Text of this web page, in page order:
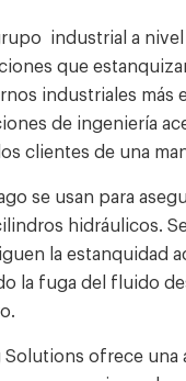
industrial a nivel
que
industriales más
de ingeniería
clientes de una
se usan para
hidráulicos.
la estanquidad
la fuga del fluido
Solutions ofrece una